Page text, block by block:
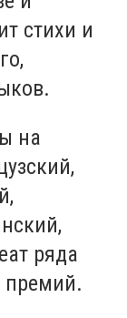
стихи и
на
ряда
премий.